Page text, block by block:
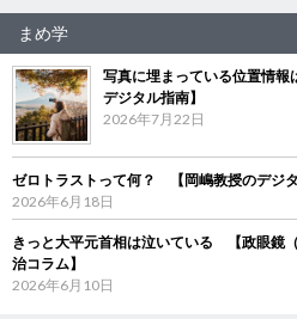
まめ学
写真に埋まっている位置情
デジタル指南】
2026年7月22日
ゼロトラストって何？ 【岡嶋教授のデジタ
2026年6月18日
きっと大平元首相は泣いている 【政眼鏡
治コラム】
2026年6月10日